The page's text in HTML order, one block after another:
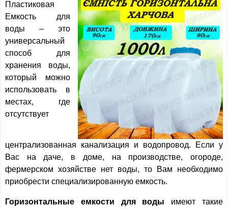
Пластиковая
Емкость для
воды – это
универсальный
способ для
хранения воды,
который можно
использовать в
местах, где
отсутствует
централизованная канализация и водопровод. Если у
Вас на даче, в доме, на производстве, огороде,
фермерском хозяйстве нет воды, то Вам необходимо
приобрести специализированную емкость.
Горизонтальные емкости для воды имеют такие